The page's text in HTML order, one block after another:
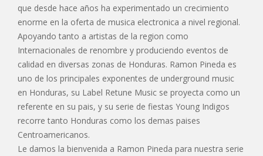
que desde hace años ha experimentado un crecimiento
enorme en la oferta de musica electronica a nivel regional.
Apoyando tanto a artistas de la region como
Internacionales de renombre y produciendo eventos de
calidad en diversas zonas de Honduras. Ramon Pineda es
uno de los principales exponentes de underground music
en Honduras, su Label Retune Music se proyecta como un
referente en su pais, y su serie de fiestas Young Indigos
recorre tanto Honduras como los demas paises
Centroamericanos.
Le damos la bienvenida a Ramon Pineda para nuestra serie